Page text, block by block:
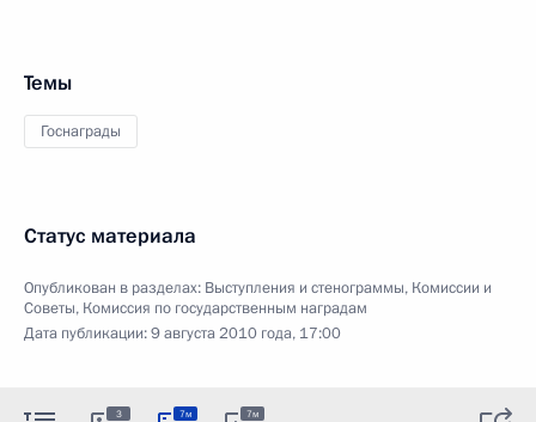
Темы
Госнаграды
Статус материала
Опубликован в разделах: Выступления и стенограммы, Комиссии и
Советы, Комиссия по государственным наградам
Дата публикации:9 августа 2010 года, 17:00
3 7м 7м